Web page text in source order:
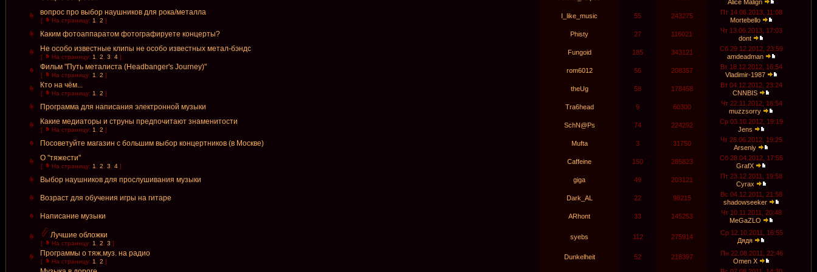
Alice Malign
вопрос про выбор наушников для рока/металла
[ На страницу: 1 2 ]
I_like_music 55 243275
Пт 14.06.2013, 11:08
Mortebello
Каким фотоаппаратом фотографируете концерты? Phisty 27 116021
Чт 13.06.2013, 17:03
dont
Не особо известные клипы не особо известных метал-бэндс
[ На страницу: 1 2 3 4 ]
Fungoid 185 343121
Сб 29.12.2012, 23:59
amdeadman
Фильм "Путь металиста (Headbanger's Journey)"
[ На страницу: 1 2 ]
rom6012 56 208357
Вт 18.12.2012, 16:54
Vladimir-1987
Кто на чём...
[ На страницу: 1 2 ]
theUg 58 178458
Вт 04.12.2012, 23:24
CNNBIS
Программа для написания электронной музыки Tra6head 9 60300
Чт 22.11.2012, 16:54
muzzsorry
Какие медиаторы и струны предпочитают знаменитости
[ На страницу: 1 2 ]
SchN@Ps 74 224292
Ср 03.10.2012, 19:19
Jens
Посоветуйте магазин с большим выбор концертников (в Москве) Mufta 3 31750
Чт 28.06.2012, 19:25
Arseniy
О "тяжести"
[ На страницу: 1 2 3 4 ]
Caffeine 150 285823
Сб 28.04.2012, 17:55
GrafX
Выбор наушников для прослушивания музыки giga 49 203121
Пт 23.12.2011, 19:58
Cyrax
Возраст для обучения игры на гитаре Dark_AL 22 98215
Вс 04.12.2011, 21:58
shadowseeker
Написание музыки ARhont 33 145253
Чт 10.11.2011, 20:48
MeGaZLO
Лучшие обложки
[ На страницу: 1 2 3 ]
syebs 112 275914
Ср 12.10.2011, 16:55
Дядя
Программы о тяж.муз. на радио
[ На страницу: 1 2 ]
Dunkelheit 52 218397
Пн 22.08.2011, 22:46
Omen X